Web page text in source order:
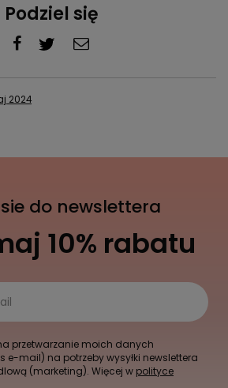
Podziel się
2024
do newslettera
10% rabatu
przetwarzanie moich danych
e-mail) na potrzeby wysyłki newslettera
(marketing). Więcej w polityce